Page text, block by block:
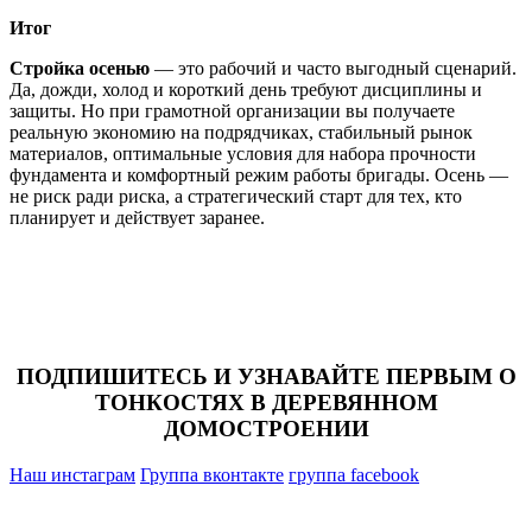
Итог
Стройка осенью — это рабочий и часто выгодный сценарий.
Да, дожди, холод и короткий день требуют дисциплины и
защиты. Но при грамотной организации вы получаете
реальную экономию на подрядчиках, стабильный рынок
материалов, оптимальные условия для набора прочности
фундамента и комфортный режим работы бригады. Осень —
не риск ради риска, а стратегический старт для тех, кто
планирует и действует заранее.
ПОДПИШИТЕСЬ И УЗНАВАЙТЕ ПЕРВЫМ О
ТОНКОСТЯХ В ДЕРЕВЯННОМ
ДОМОСТРОЕНИИ
Наш инстаграм Группа вконтакте группа facebook